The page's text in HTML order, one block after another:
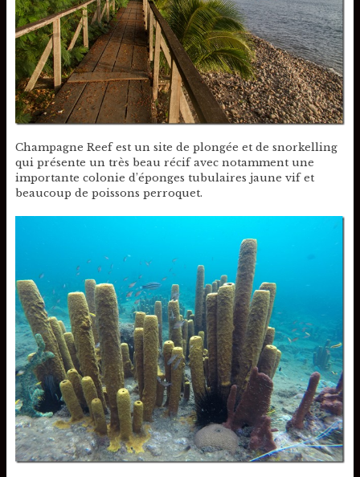
Champagne Reef est un site de plongée et de snorkelling
qui présente un très beau récif avec notamment une
importante colonie d’éponges tubulaires jaune vif et
beaucoup de poissons perroquet.